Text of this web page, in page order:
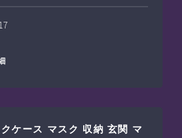
ケース マスク 収納 玄関 マ